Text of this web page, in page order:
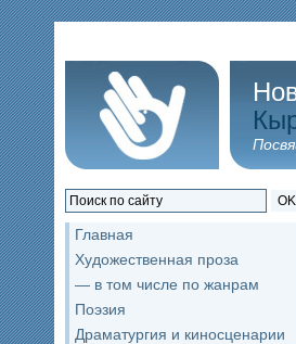
OK
Главная
Художественная проза
— в том числе по жанрам
Поэзия
Драматургия и киносценарии